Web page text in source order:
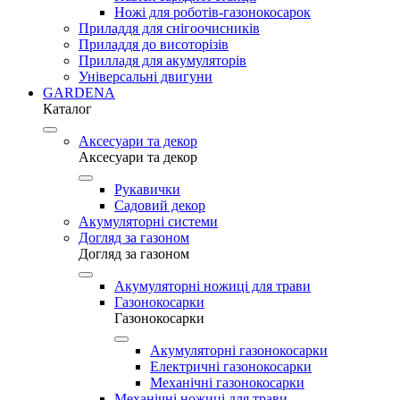
Ножі для роботів-газонокосарок
Приладдя для снігоочисників
Приладдя до висоторізів
Прилладя для акумуляторів
Універсальні двигуни
GARDENA
Каталог
Аксесуари та декор
Аксесуари та декор
Рукавички
Садовий декор
Акумуляторні системи
Догляд за газоном
Догляд за газоном
Акумуляторні ножиці для трави
Газонокосарки
Газонокосарки
Акумуляторні газонокосарки
Електричні газонокосарки
Механічні газонокосарки